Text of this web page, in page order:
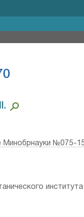
Минобрнауки №075-